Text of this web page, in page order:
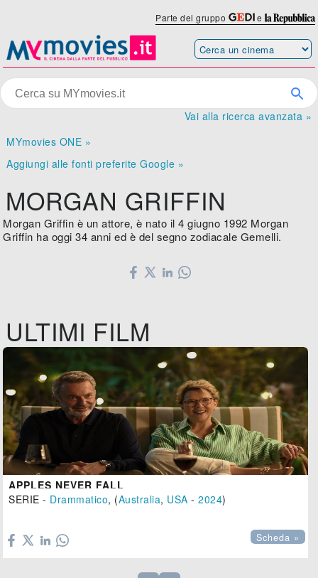
Parte del gruppo e
Vai alla ricerca avanzata »
MYmovies ONE »
Aggiungi alle fonti preferite Google »
MORGAN GRIFFIN
Morgan Griffin è un attore, è nato il 4 giugno 1992 Morgan
Griffin ha oggi 34 anni ed è del segno zodiacale Gemelli.
ULTIMI FILM
APPLES NEVER FALL
SERIE - Drammatico, (Australia, USA -2024)
Scheda »